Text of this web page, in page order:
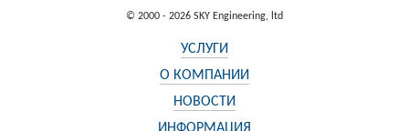
© 2000 - 2026 SKY Engineering, ltd
УСЛУГИ
О КОМПАНИИ
НОВОСТИ